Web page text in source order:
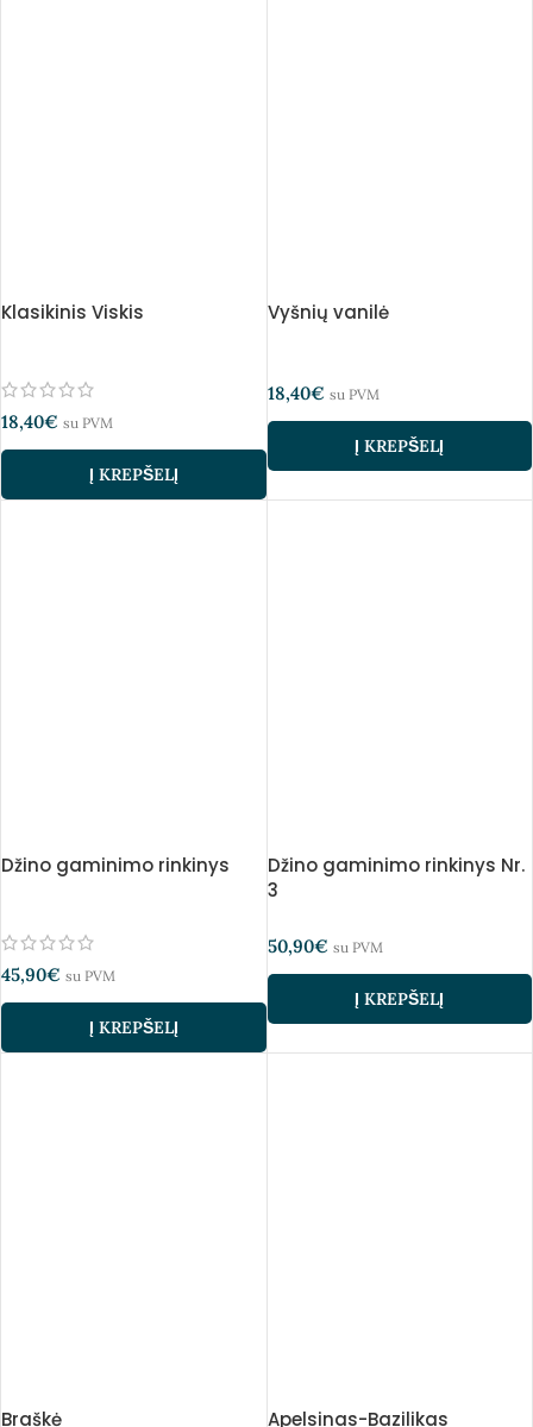
Klasikinis Viskis
18,40€ su PVM
Į KREPŠELĮ
Vyšnių vanilė
18,40€ su PVM
Į KREPŠELĮ
Džino gaminimo rinkinys
45,90€ su PVM
Į KREPŠELĮ
Džino gaminimo rinkinys Nr.
3
50,90€ su PVM
Į KREPŠELĮ
Braškė Apelsinas-Bazilikas